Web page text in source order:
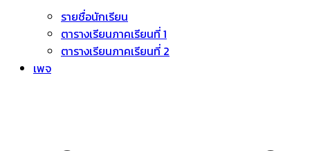
รายชื่อนักเรียน
ตารางเรียนภาคเรียนที่ 1
ตารางเรียนภาคเรียนที่ 2
เพจ